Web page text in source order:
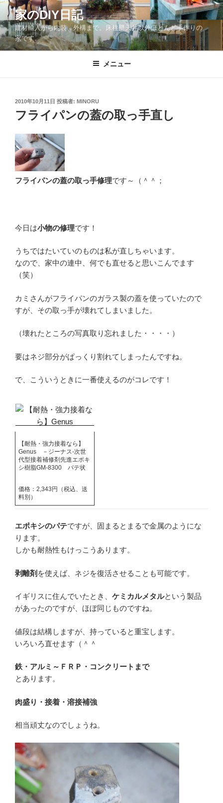
コ
テ
ン
ツ
家のDIY日記
建材輸入から内装、外構まで。床柱壁天井以外ほとんど手作りの
家です。
メニュー
投
稿
日:
2010年10月11日 投稿者: MINORU
フライパンの蓋の取っ手直し
フライパンの蓋の取っ手修理です～（＾＾；
今日は小物の修理です！
うちではたいていのものは私が直しちゃいます。
なので、家中の連中、何でも直せると思いこんでます
（笑）
カミさんがフライパンのガラス製の蓋を使っていたので
すが、その取っ手が壊れてしまいました。
（壊れたところの写真取り忘れました・・・・）
要はネジ部分がぱっくり割れてしまったんですね。
で、こういうときに一番使えるのがコレです！
【耐熱・強力接着なら】
Genus －ジーナス-次世
代型接着補修剤先進エポキ
シ樹脂GM-8300 パテ状
価格：2,343円（税込、送
料別）
エポキシのパテですが、固まるとまるで金属のようにな
ります。
しかも耐熱性もけっこうあります。
剥離剤 を使えば、ネジを復活させることも可能です。
イギリスに住んでいたとき、 ケミカルメタルという製品
があったのですが、ほぼ同じものですね。
値段は結構しますが、持っていると重宝します。
いろいろ直せます（＾＾
鉄・アルミ～ＦＲＰ・コンクリートまで
とあります。
肉盛り・接着・溶接補強
相当頑丈なのでしょうね。